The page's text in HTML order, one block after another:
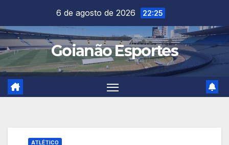
content
6 de agosto de 2026 22:25
Goianão Esportes
ATLÉTICO